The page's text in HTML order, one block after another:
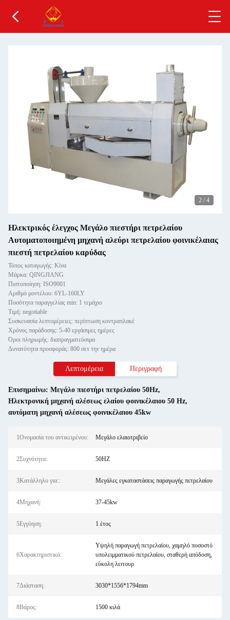
2 / 4
Ηλεκτρικός έλεγχος Μεγάλο πιεστήρι πετρελαίου
Αυτοματοποιημένη μηχανή αλεύρι πετρελαίου φοινικέλαιας
πιεστή πετρελαίου καρύδας
Τόπος καταγωγής: Κίνα
Μάρκα: QINGJIANG
Πιστοποίηση: ISO9001
Αριθμό μοντέλου: 6YL-160LY
Ποσότητα παραγγελίας min: 1 τεμάχιο
Τιμή: negotiable
Συσκευασία λεπτομέρειες: περίπτωση κοντραπλακέ
Χρόνος παράδοσης: 5-40 εργάσιμες ημέρες
Όροι πληρωμής: διαπραγματεύσιμα
Δυνατότητα προσφοράς: 800 σετ την ημέρα
Λεπτομέρεια Περιγραφή
Επισημαίνω: Μεγάλο πιεστήρι πετρελαίου 50Hz,
Ηλεκτρονική μηχανή αλέσεως ελαίου φοινικέλαιου 50 Hz,
αυτόματη μηχανή αλέσεως φοινικέλαιου 45kw
1Ονομασία του αντικειμένου: Μεγάλο ελαιοτριβείο
2Συχνότητα: 50HZ
3Κατάλληλο για:: Μεγάλες εγκαταστάσεις παραγωγής πετρελαίου
4Μηχανή: 37-45kw
5Εγγύηση: 1 έτος
6Χαρακτηριστικά:
Υψηλή παραγωγή πετρελαίου, χαμηλό ποσοστό
υπολειμματικού πετρελαίου, σταθερή απόδοση,
εύκολη λειτουρ
7Διάσταση: 3030*1556*1794mm
8Βάρος: 1500 κιλά